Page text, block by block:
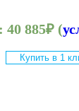
40 885₽ (
Купить в 1